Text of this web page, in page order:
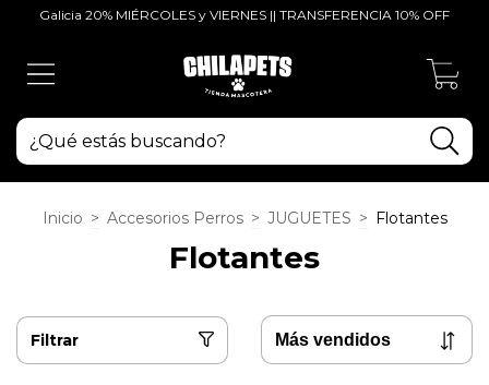
Galicia 20% MIÉRCOLES y VIERNES || TRANSFERENCIA 10% OFF
Inicio > Accesorios Perros > JUGUETES > Flotantes
Flotantes
Filtrar